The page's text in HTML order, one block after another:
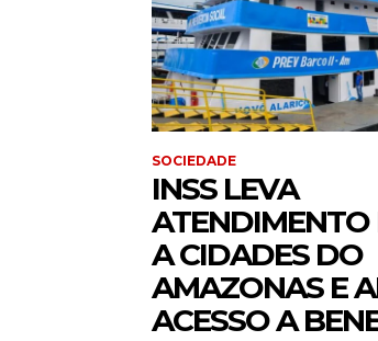
SOCIEDADE
INSS LEVA
A CIDADES DO
AMAZONAS E
ACESSO A